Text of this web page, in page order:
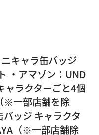
キャラ缶バッジ
・アマゾン：UND
ャラクターごと4個
※一部店舗を除
ッジ キャラクタ
（※一部店舗除